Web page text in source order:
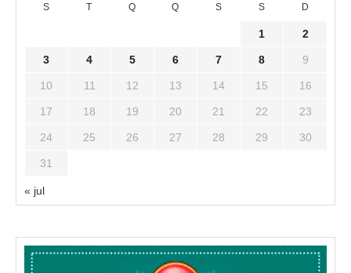
S T Q Q S S D
1 2
3 4 5 6 7 8 9
10 11 12 13 14 15 16
17 18 19 20 21 22 23
24 25 26 27 28 29 30
31
« jul